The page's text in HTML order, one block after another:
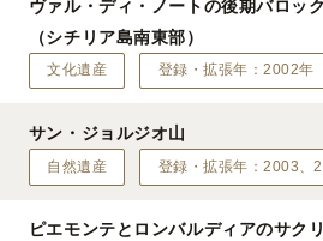
ヴァル・ディ・ノートの後期バロッ
（シチリア島南東部）
文化遺産 登録・拡張年：2002年
サン・ジョルジオ山
自然遺産 登録・拡張年：2003、
ピエモンテとロンバルディアのサク